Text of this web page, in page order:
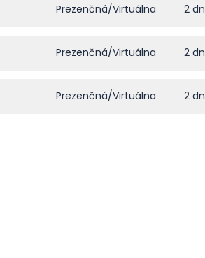
Prezenčná/Virtuálna 2
Prezenčná/Virtuálna 2
Prezenčná/Virtuálna 2